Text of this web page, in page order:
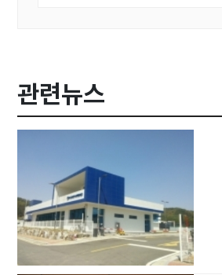
관련뉴스